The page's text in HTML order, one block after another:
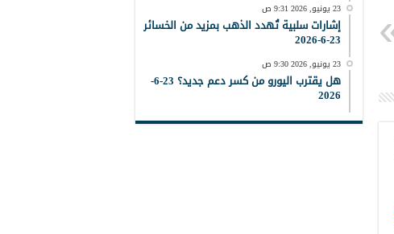
23 يونيو, 2026 9:31 ص
إشارات سلبية تُهدد الذهب بمزيد من الخسائر
23-6-2026
23 يونيو, 2026 9:30 ص
هل يقترب اليورو من كسر دعم جديد؟ 23-6-
2026